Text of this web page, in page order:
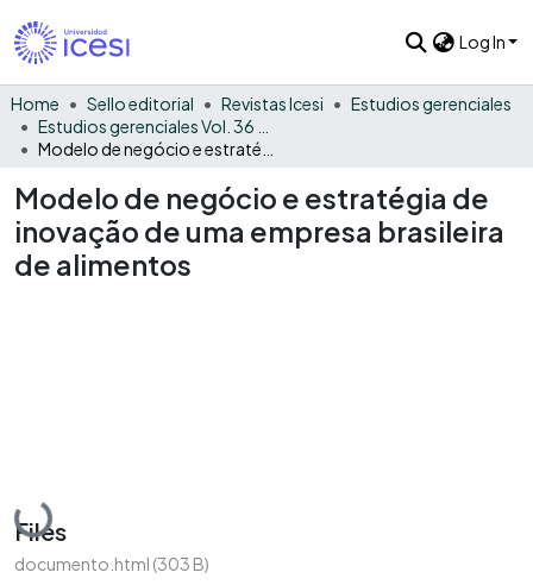
Log In
Home Sello editorial Revistas Icesi
Estudios gerenciales
Modelo de negócio e estratégia de
inovação de uma empresa brasileira
de alimentos
Loading...
Files
documento.html (303 B)